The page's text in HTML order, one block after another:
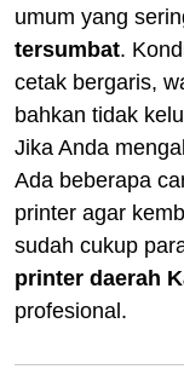
umum yang
tersumbat.
cetak bergaris,
bahkan tidak
Jika Anda
Ada beberapa
printer agar
sudah cukup
printer daerah
profesional.